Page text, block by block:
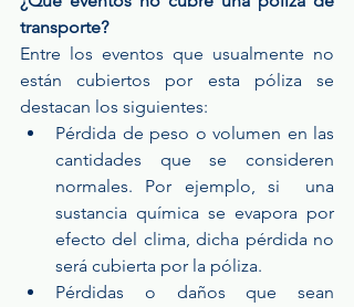
transporte?
Entre los eventos que usualmente no
están cubiertos por esta póliza se
destacan los siguientes:
Pérdida de peso o volumen en las
cantidades que se consideren
normales. Por ejemplo, si  una
sustancia química se evapora por
efecto del clima, dicha pérdida no
será cubierta por la póliza.
Pérdidas o daños que sean